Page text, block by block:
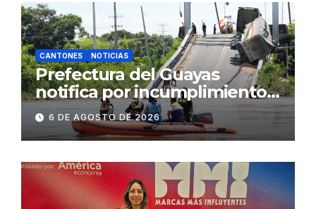
CANTONES NOTICIAS
Prefectura del Guayas
notifica por incumplimiento
contractual a la
Concesionaria CONORTE y
exige celeridad en
desmontaje del puente
Gonzalo Icaza Cornejo, en
Daule
6 DE AGOSTO DE 2026